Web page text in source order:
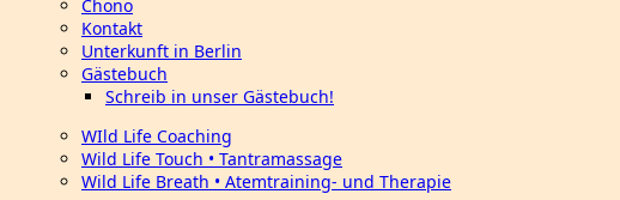
Chono
Kontakt
Unterkunft in Berlin
Gästebuch
Schreib in unser Gästebuch!
WIld Life Coaching
Wild Life Touch • Tantramassage
Wild Life Breath • Atemtraining- und Therapie